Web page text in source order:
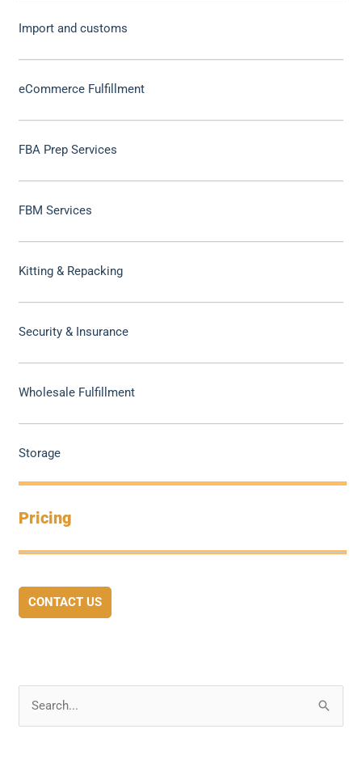
Import and customs
eCommerce Fulfillment
FBA Prep Services
FBM Services
Kitting & Repacking
Security & Insurance
Wholesale Fulfillment
Storage
Pricing
CONTACT US